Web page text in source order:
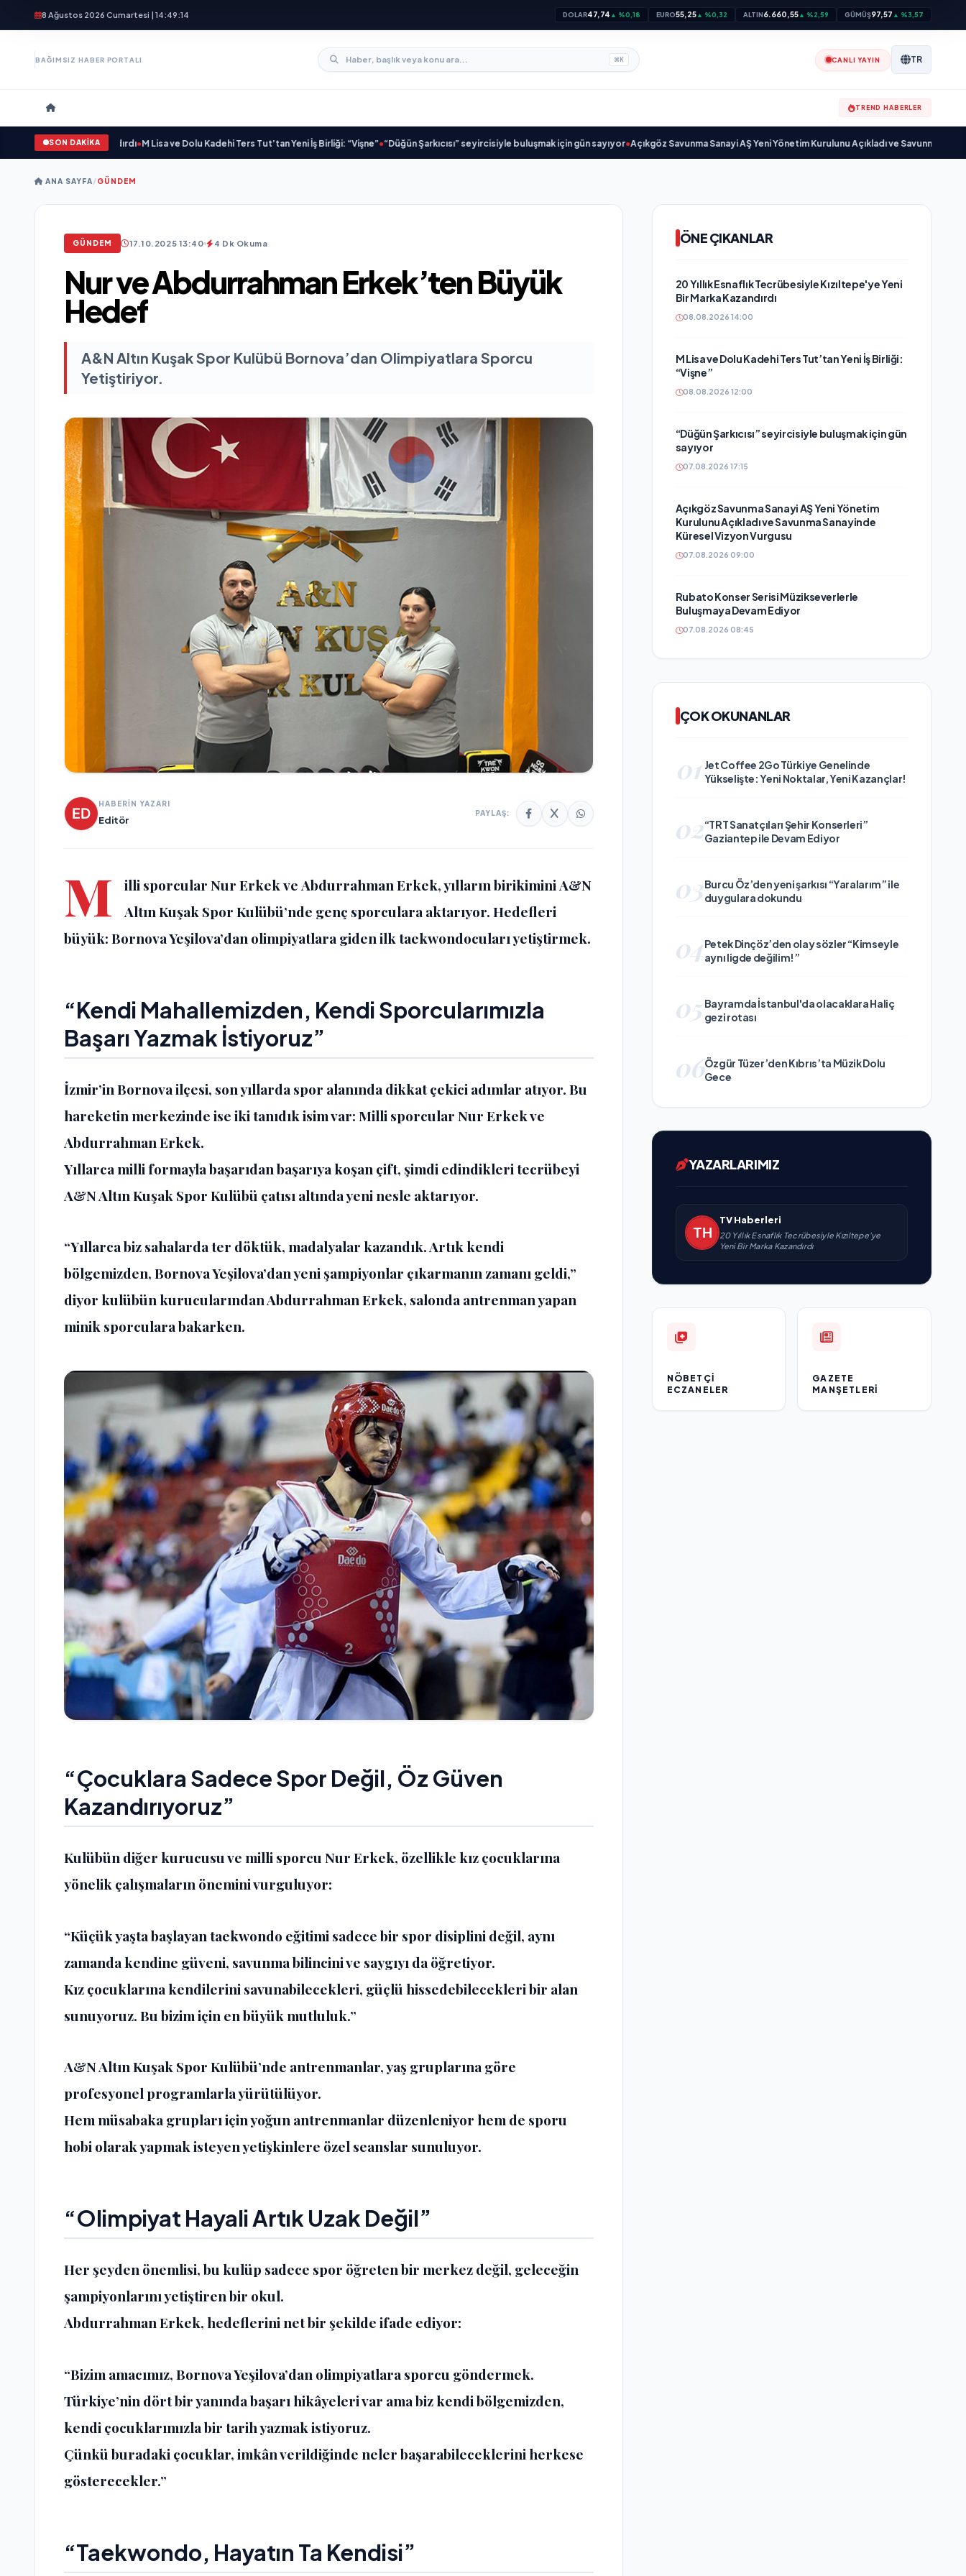
8 Ağustos 2026 Cumartesi | 14:49:16 DOLAR47,74 ▲ %0,18 EURO55,25▲ %0,32 ALTIN6.660,55▲ %2,59 GÜMÜŞ97,57 ▲ %3,57
BAĞIMSIZ HABER PORTALI ⌘K CANLI YAYIN TR
TREND HABERLER
SON DAKİKA
Bir Marka Kazandırdı• M Lisa ve Dolu Kadehi Ters Tut’tan Yeni İş Birliği: “Vişne”• “Düğün Şarkıcısı” seyircisiyle buluşmak için gün sayıyor•Açıkgöz Savunma Sanayi AŞ Yeni Yönetim Kurulunu Açıkladı ve Savunma Sanayinde
ANA SAYFA/GÜNDEM
GÜNDEM 17.10.2025 13:40 4 Dk Okuma
Nur ve Abdurrahman Erkek’ten Büyük
Hedef
A&N Altın Kuşak Spor Kulübü Bornova’dan Olimpiyatlara Sporcu
Yetiştiriyor.
HABERİN YAZARI
Editör
PAYLAŞ:
M illi sporcularNur Erkekve Abdurrahman Erkek, yılların birikimini A&N
Altın Kuşak Spor Kulübü’nde genç sporculara aktarıyor. Hedefleri
büyük: Bornova Yeşilova’dan olimpiyatlara giden ilk taekwondocuları yetiştirmek.
“Kendi Mahallemizden, Kendi Sporcularımızla
Başarı Yazmak İstiyoruz”
İzmir’in Bornova ilçesi, son yıllarda spor alanında dikkat çekici adımlar atıyor. Bu
hareketin merkezinde ise iki tanıdık isim var: Milli sporcular Nur Erkek ve
Abdurrahman Erkek.
Yıllarca milli formayla başarıdan başarıya koşan çift, şimdi edindikleri tecrübeyi
A&N Altın Kuşak Spor Kulübü çatısı altında yeni nesle aktarıyor.
“Yıllarca biz sahalarda ter döktük, madalyalar kazandık. Artık kendi
bölgemizden, Bornova Yeşilova’dan yeni şampiyonlar çıkarmanın zamanı geldi,”
diyor kulübün kurucularından Abdurrahman Erkek, salonda antrenman yapan
minik sporculara bakarken.
“Çocuklara Sadece Spor Değil, Öz Güven
Kazandırıyoruz”
Kulübün diğer kurucusu ve milli sporcu Nur Erkek, özellikle kız çocuklarına
yönelik çalışmaların önemini vurguluyor:
“Küçük yaşta başlayan taekwondo eğitimi sadece bir spor disiplini değil, aynı
zamanda kendine güveni, savunma bilincini ve saygıyı da öğretiyor.
Kız çocuklarına kendilerini savunabilecekleri, güçlü hissedebilecekleri bir alan
sunuyoruz. Bu bizim için en büyük mutluluk.”
A&N Altın Kuşak Spor Kulübü’nde antrenmanlar, yaş gruplarına göre
profesyonel programlarla yürütülüyor.
Hem müsabaka grupları için yoğun antrenmanlar düzenleniyor hem de sporu
hobi olarak yapmak isteyen yetişkinlere özel seanslar sunuluyor.
“Olimpiyat Hayali Artık Uzak Değil”
Her şeyden önemlisi, bu kulüp sadece spor öğreten bir merkez değil, geleceğin
şampiyonlarını yetiştiren bir okul.
Abdurrahman Erkek, hedeflerini net bir şekilde ifade ediyor:
“Bizim amacımız, Bornova Yeşilova’dan olimpiyatlara sporcu göndermek.
Türkiye’nin dört bir yanında başarı hikâyeleri var ama biz kendi bölgemizden,
kendi çocuklarımızla bir tarih yazmak istiyoruz.
Çünkü buradaki çocuklar, imkân verildiğinde neler başarabileceklerini herkese
gösterecekler.”
“Taekwondo, Hayatın Ta Kendisi”
ÖNE ÇIKANLAR
20 Yıllık Esnaflık Tecrübesiyle Kızıltepe'ye Yeni
Bir Marka Kazandırdı
08.08.2026 14:00
M Lisa ve Dolu Kadehi Ters Tut’tan Yeni İş Birliği:
“Vişne”
08.08.2026 12:00
“Düğün Şarkıcısı” seyircisiyle buluşmak için gün
sayıyor
07.08.2026 17:15
Açıkgöz Savunma Sanayi AŞ Yeni Yönetim
Kurulunu Açıkladı ve Savunma Sanayinde
Küresel Vizyon Vurgusu
07.08.2026 09:00
Rubato Konser Serisi Müzikseverlerle
Buluşmaya Devam Ediyor
07.08.2026 08:45
ÇOK OKUNANLAR
01 Jet Coffee 2Go Türkiye Genelinde
Yükselişte: Yeni Noktalar, Yeni Kazançlar!
02“TRT Sanatçıları Şehir Konserleri”
Gaziantep ile Devam Ediyor
03Burcu Öz’den yeni şarkısı “Yaralarım” ile
duygulara dokundu
04Petek Dinçöz’den olay sözler “Kimseyle
aynı ligde değilim!”
05 Bayramda İstanbul'da olacaklara Haliç
gezi rotası
06Özgür Tüzer’den Kıbrıs’ta Müzik Dolu
Gece
YAZARLARIMIZ
TV Haberleri
20 Yıllık Esnaflık Tecrübesiyle Kızıltepe'ye
Yeni Bir Marka Kazandırdı
NÖBETÇI
ECZANELER
GAZETE
MANŞETLERI